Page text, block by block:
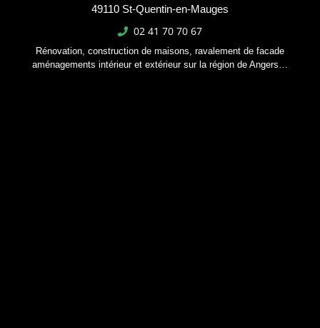
49110 St-Quentin-en-Mauges
02 41 70 70 67
Rénovation, construction de maisons, ravalement de facade
aménagements intérieur et extérieur sur la région de Angers…